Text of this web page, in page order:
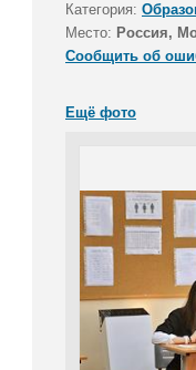
Категория:
Место: Россия,
Сообщить об
Ещё фото